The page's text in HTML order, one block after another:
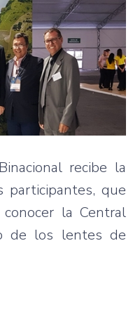
recibe la
participantes, que
la Central
de los lentes de